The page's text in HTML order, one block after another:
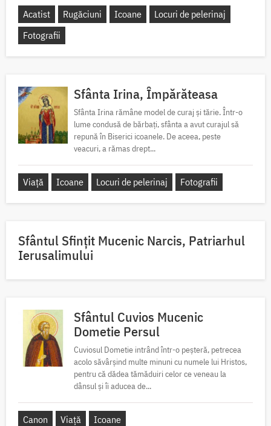
Acatist Rugăciuni Icoane
Locuri de pelerinaj
Fotografii
Sfânta Irina, Împărăteasa
Sfânta Irina rămâne model de curaj și tărie. Într-o
lume condusă de bărbați, sfânta a avut curajul să
repună în Biserici icoanele. De aceea, peste
veacuri, a rămas drept...
Viață Icoane Locuri de pelerinaj Fotografii
Sfântul Sfinţit Mucenic Narcis, Patriarhul
Ierusalimului
Sfântul Cuvios Mucenic
Dometie Persul
Cuviosul Dometie intrând într-o peșteră, petrecea
acolo săvârșind multe minuni cu numele lui Hristos,
pentru că dădea tămăduiri celor ce veneau la
dânsul și îi aducea de...
Canon Viață Icoane